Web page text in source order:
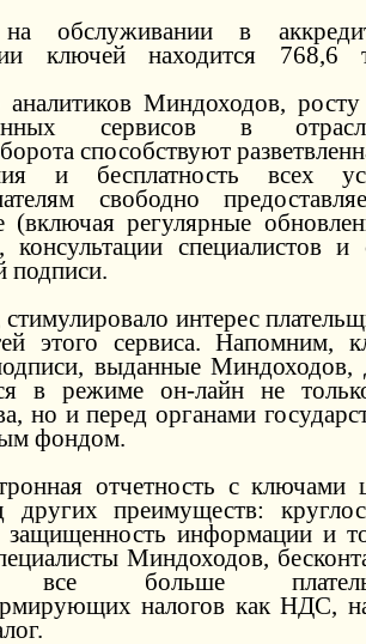
обслуживании в
ключей находится 768,6
Миндоходов, росту
сервисов в
способствуют
и бесплатность всех
свободно
(включая регулярные
консультации специалистов и
подписи.
интерес
этого сервиса. Напомним,
выданные Миндоходов,
в режиме он-лайн не
но и перед органами
фондом.
отчетность с ключами
преимуществ:
защищенность информации и
Миндоходов,
все больше
налогов как НДС,